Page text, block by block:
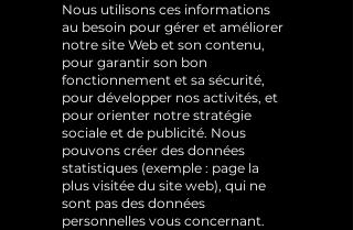
Nous utilisons ces informations
au besoin pour gérer et améliorer
notre site Web et son contenu,
pour garantir son bon
fonctionnement et sa sécurité,
pour développer nos activités, et
pour orienter notre stratégie
sociale et de publicité. Nous
pouvons créer des données
statistiques (exemple : page la
plus visitée du site web), qui ne
sont pas des données
personnelles vous concernant.